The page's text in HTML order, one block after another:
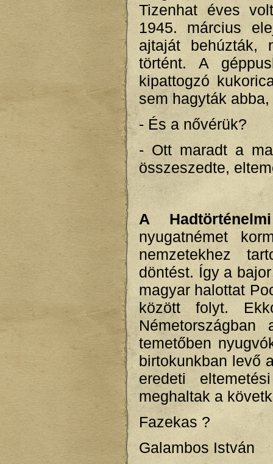
Tizenhat éves
1945. március
ajtaját behúzták,
történt. A
kipattogzó
sem hagyták
- És a nővérük?
- Ott maradt a
összeszedte,
A
nyugatnémet
nemzetekhez
döntést. Így a
magyar halottat
között folyt.
temetőben
birtokunkban levő
eredeti
meghaltak a
Fazekas ?
Galambos István